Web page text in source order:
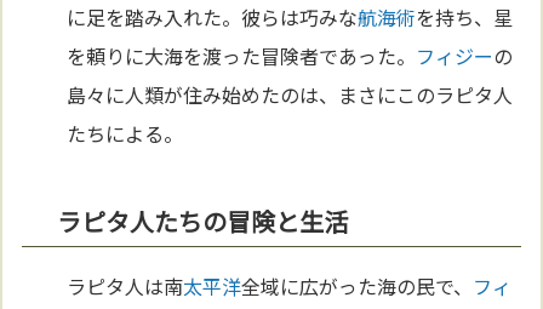
に足を踏み入れた。彼らは巧みな航海術を持ち、星
を頼りに大海を渡った冒険者であった。 フィジーの
島々に人類が住み始めたのは、まさにこのラピタ人
たちによる。
ラピタ人たちの冒険と生活
ラピタ人は南太平洋全域に広がった海の民で、 フィ